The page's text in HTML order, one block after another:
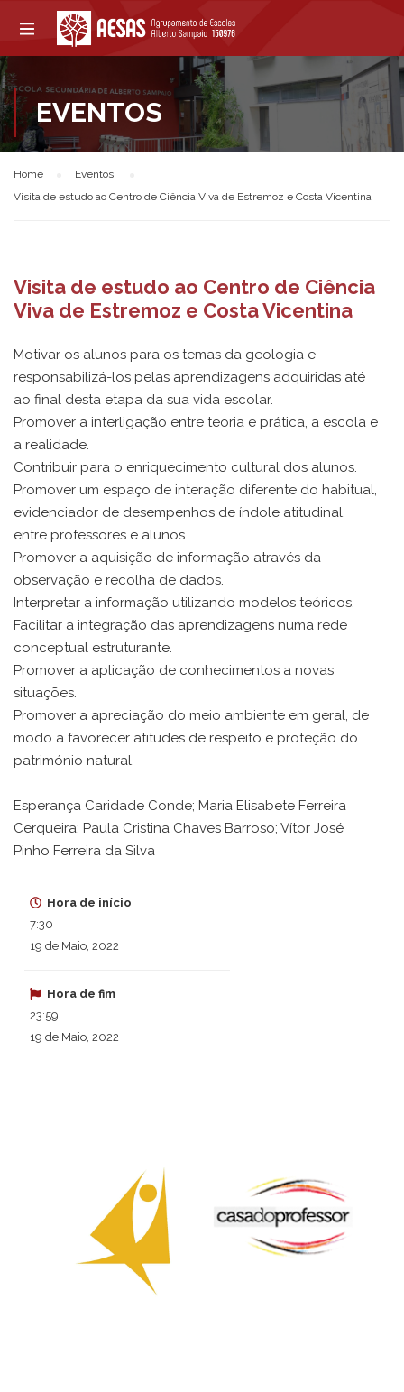
EVENTOS
Home
Eventos
Visita de estudo ao Centro de Ciência Viva de Estremoz e Costa Vicentina
Visita de estudo ao Centro de Ciência
Viva de Estremoz e Costa Vicentina
Motivar os alunos para os temas da geologia e
responsabilizá-los pelas aprendizagens adquiridas até
ao final desta etapa da sua vida escolar.
Promover a interligação entre teoria e prática, a escola e
a realidade.
Contribuir para o enriquecimento cultural dos alunos.
Promover um espaço de interação diferente do habitual,
evidenciador de desempenhos de índole atitudinal,
entre professores e alunos.
Promover a aquisição de informação através da
observação e recolha de dados.
Interpretar a informação utilizando modelos teóricos.
Facilitar a integração das aprendizagens numa rede
conceptual estruturante.
Promover a aplicação de conhecimentos a novas
situações.
Promover a apreciação do meio ambiente em geral, de
modo a favorecer atitudes de respeito e proteção do
património natural.
Esperança Caridade Conde; Maria Elisabete Ferreira
Cerqueira; Paula Cristina Chaves Barroso; Vítor José
Pinho Ferreira da Silva
Hora de início
7:30
19 de Maio, 2022
Hora de fim
23:59
19 de Maio, 2022